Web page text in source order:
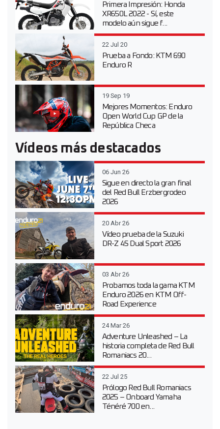
Primera Impresión: Honda
XR650L 2022 - Sí, este
modelo aún sigue f...
22 Jul 20
Prueba a Fondo: KTM 690
Enduro R
19 Sep 19
Mejores Momentos: Enduro
Open World Cup GP de la
República Checa
Vídeos más destacados
06 Jun 26
Sigue en directo la gran final
del Red Bull Erzbergrodeo
2026
20 Abr 26
Vídeo prueba de la Suzuki
DR-Z 4S Dual Sport 2026
03 Abr 26
Probamos toda la gama KTM
Enduro 2026 en KTM Off-
Road Experience
24 Mar 26
Adventure Unleashed – La
historia completa de Red Bull
Romaniacs 20...
22 Jul 25
Prólogo Red Bull Romaniacs
2025 – Onboard Yamaha
Ténéré 700 en...